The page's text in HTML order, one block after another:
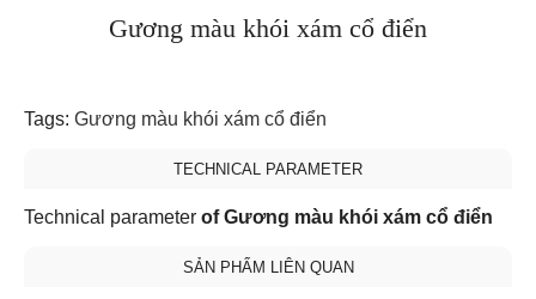
Gương màu khói xám cổ điển
Tags: Gương màu khói xám cổ điển
TECHNICAL PARAMETER
Technical parameter of Gương màu khói xám cổ điển
SẢN PHẨM LIÊN QUAN